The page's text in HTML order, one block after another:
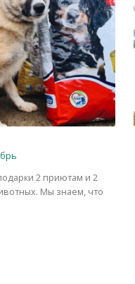
2 приютам и 2
Мы знаем, что